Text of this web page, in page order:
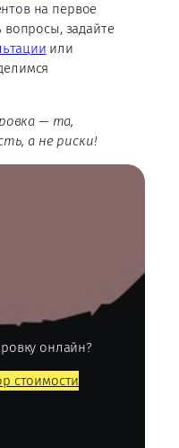
на первое
вопросы, задайте
или
— та,
а не риски!
онлайн?
стоимости